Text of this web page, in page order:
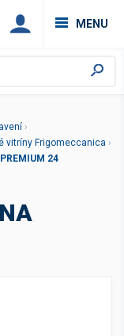
MENU
›
vitríny Frigomeccanica ›
24